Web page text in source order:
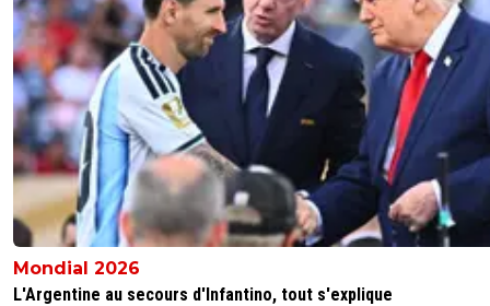
Mondial 2026
L'Argentine au secours d'Infantino, tout s'explique